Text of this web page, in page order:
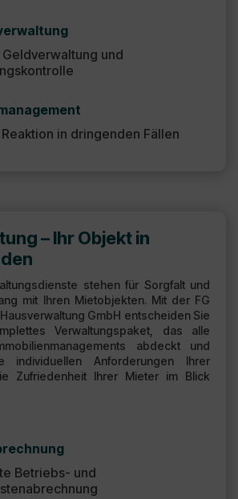
und
in dringenden Fällen
– Ihr Objekt in
stehen für Sorgfalt und
mit Ihren Mietobjekten. Mit der FG
GmbH entscheiden Sie
Verwaltungspaket, das alle
abdeckt und
Anforderungen Ihrer
Zufriedenheit Ihrer Mieter im Blick
Betriebs- und